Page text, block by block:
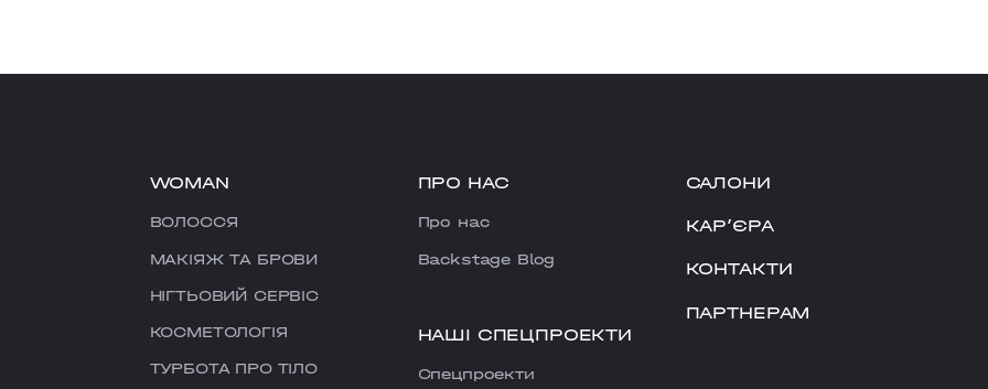
WOMAN
ВОЛОССЯ
МАКІЯЖ ТА БРОВИ
НІГТЬОВИЙ СЕРВІС
КОСМЕТОЛОГІЯ
ТУРБОТА ПРО ТІЛО
ПРО НАС
Про нас
Backstage Blog
НАШІ СПЕЦПРОЕКТИ
Cпецпроекти
САЛОНИ
КАРʼЄРА
КОНТАКТИ
ПАРТНЕРАМ